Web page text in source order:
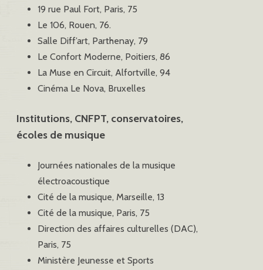
19 rue Paul Fort, Paris, 75
Le 106, Rouen, 76.
Salle Diff’art, Parthenay, 79
Le Confort Moderne, Poitiers, 86
La Muse en Circuit, Alfortville, 94
Cinéma Le Nova, Bruxelles
Institutions, CNFPT, conservatoires,
écoles de musique
Journées nationales de la musique
électroacoustique
Cité de la musique, Marseille, 13
Cité de la musique, Paris, 75
Direction des affaires culturelles (DAC),
Paris, 75
Ministère Jeunesse et Sports